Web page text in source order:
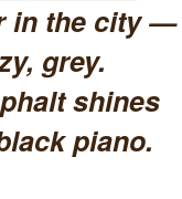
in the city —
grey.
shines
piano.